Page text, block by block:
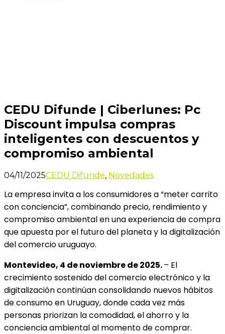
CEDU Difunde | Ciberlunes: Pc
Discount impulsa compras
inteligentes con descuentos y
compromiso ambiental
04/11/2025CEDU Difunde, Novedades
La empresa invita a los consumidores a “meter carrito
con conciencia”, combinando precio, rendimiento y
compromiso ambiental en una experiencia de compra
que apuesta por el futuro del planeta y la digitalización
del comercio uruguayo.
Montevideo, 4 de noviembre de 2025.– El
crecimiento sostenido del comercio electrónico y la
digitalización continúan consolidando nuevos hábitos
de consumo en Uruguay, donde cada vez más
personas priorizan la comodidad, el ahorro y la
conciencia ambiental al momento de comprar.